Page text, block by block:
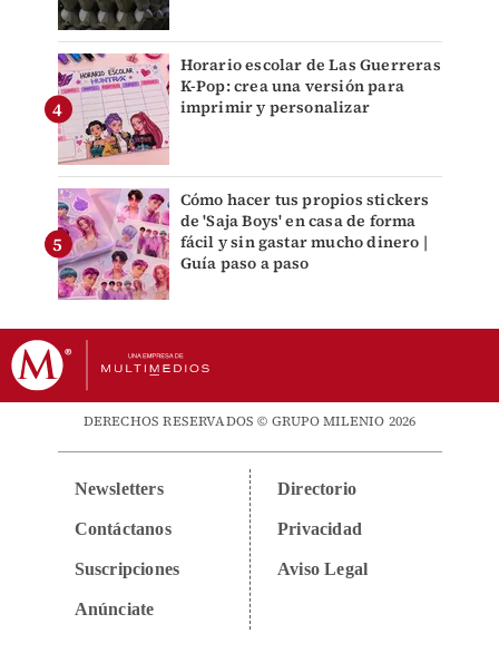
Horario escolar de Las Guerreras
K-Pop: crea una versión para
imprimir y personalizar
Cómo hacer tus propios stickers
de 'Saja Boys' en casa de forma
fácil y sin gastar mucho dinero |
Guía paso a paso
DERECHOS RESERVADOS © GRUPO MILENIO 2026
Newsletters
Contáctanos
Suscripciones
Anúnciate
Directorio
Privacidad
Aviso Legal